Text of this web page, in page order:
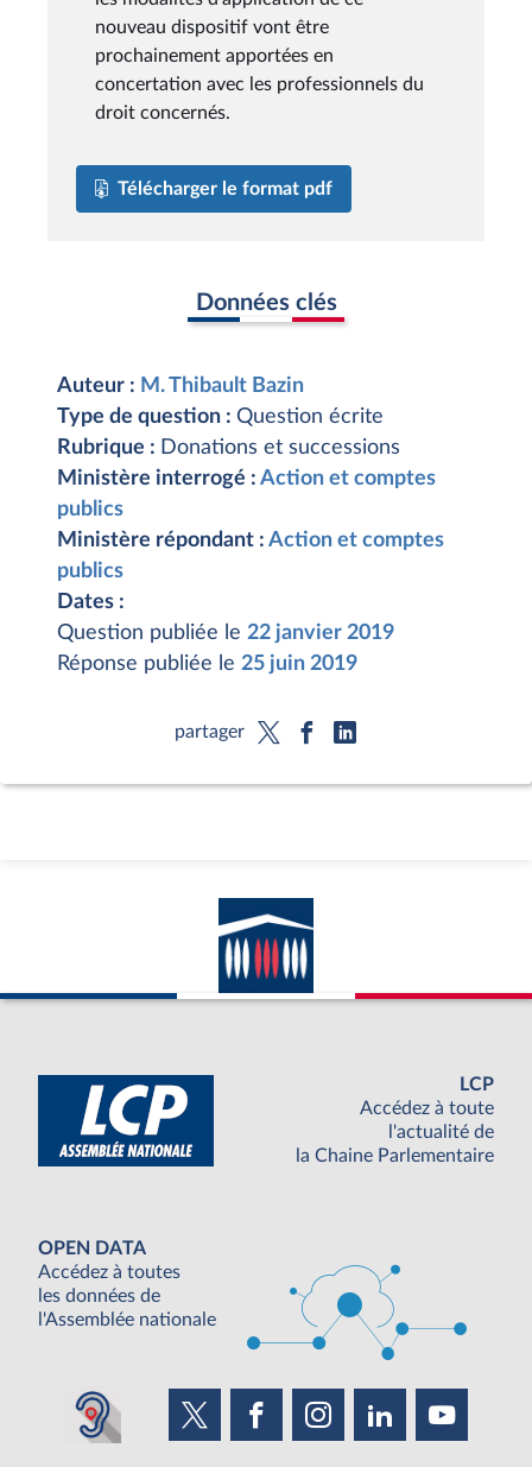
nouveau dispositif vont être
prochainement apportées en
concertation avec les professionnels du
droit concernés.
Télécharger le format pdf
Données clés
Auteur : M. Thibault Bazin
Type de question : Question écrite
Rubrique : Donations et successions
Ministère interrogé : Action et comptes
publics
Ministère répondant : Action et comptes
publics
Dates :
Question publiée le 22 janvier 2019
Réponse publiée le 25 juin 2019
partager
LCP
Accédez à toute
l'actualité de
la Chaine Parlementaire
OPEN DATA
Accédez à toutes
les données de
l'Assemblée nationale